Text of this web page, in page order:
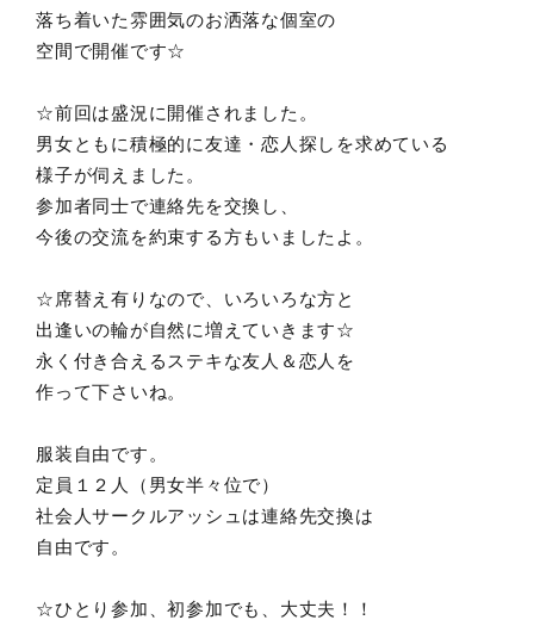
落ち着いた雰囲気のお洒落な個室の
空間で開催です☆
☆前回は盛況に開催されました。
男女ともに積極的に友達・恋人探しを求めている
様子が伺えました。
参加者同士で連絡先を交換し、
今後の交流を約束する方もいましたよ。
☆席替え有りなので、いろいろな方と
出逢いの輪が自然に増えていきます☆
永く付き合えるステキな友人＆恋人を
作って下さいね。
服装自由です。
定員１２人（男女半々位で）
社会人サークルアッシュは連絡先交換は
自由です。
☆ひとり参加、初参加でも、大丈夫！！